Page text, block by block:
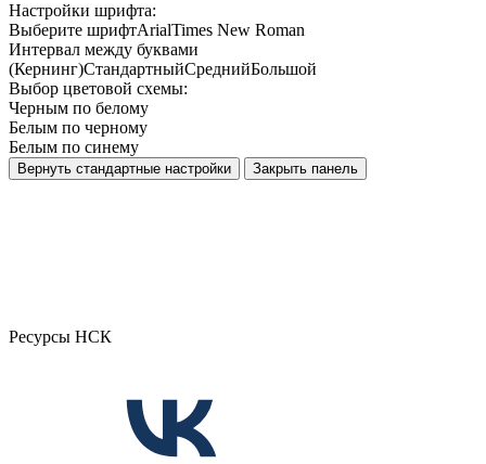
Настройки шрифта:
Выберите шрифтArialTimes New Roman
Интервал между буквами
(Кернинг)СтандартныйСреднийБольшой
Выбор цветовой схемы:
Черным по белому
Белым по черному
Белым по синему
Вернуть стандартные настройки Закрыть панель
Ресурсы НСК